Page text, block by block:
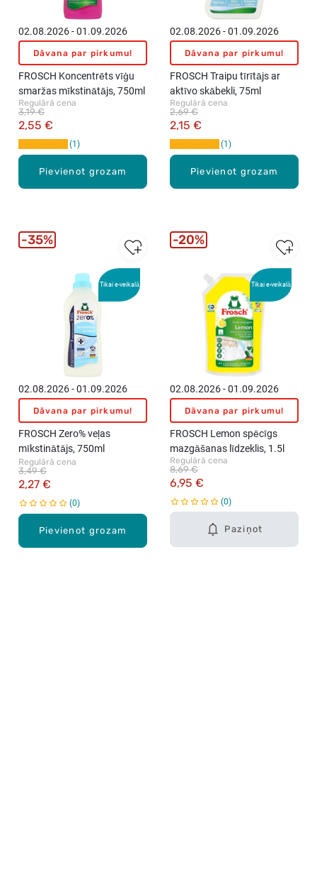
Pievienot grozam
02.08.2026 - 01.09.2026
Dāvana par pirkumu!
FROSCH Koncentrēts vīģu
smaržas mīkstinātājs, 750ml
Regulārā cena
2,55 €
3,19 €
1
Pievienot grozam
02.08.2026 - 01.09.2026
Dāvana par pirkumu!
FROSCH Traipu tīrītājs ar
aktīvo skābekli, 75ml
Regulārā cena
2,15 €
2,69 €
1
Tikai e-veikalā
Pievienot grozam
02.08.2026 - 01.09.2026
Dāvana par pirkumu!
FROSCH Zero% veļas
mīkstinātājs, 750ml
Regulārā cena
2,27 €
3,49 €
0
35%
Tikai e-veikalā
Paziņot
02.08.2026 - 01.09.2026
Dāvana par pirkumu!
FROSCH Lemon spēcīgs
mazgāšanas līdzeklis, 1.5l
Regulārā cena
6,95 €
8,69 €
0
20%